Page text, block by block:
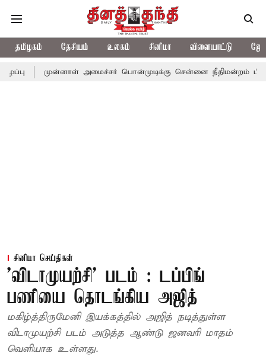
தமிழகம் தேசியம் உலகம் சினிமா விளையாட்டு
அமைச்சர் பொன்முடிக்கு சென்னை நீதிமன்றம் பிடிவாராண்ட்
சினிமா செய்திகள்
'விடாமுயற்சி' படம் : டப்பிங்
பணியை தொடங்கிய அஜித்
மகிழ்த்திருமேனி இயக்கத்தில் அஜித் நடித்துள்ள
விடாமுயற்சி படம் அடுத்த ஆண்டு ஜனவரி மாதம்
வெளியாக உள்ளது.